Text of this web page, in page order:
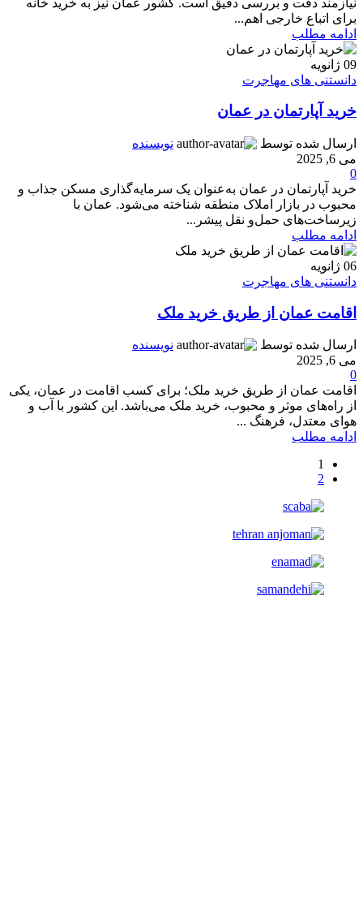
برای اتباع خارجی اهم...
ادامه مطلب
09 ژانویه
دانستنی های مهاجرت
خرید آپارتمان در عمان
ارسال شده توسط
نویسنده
می 6, 2025
0
خرید آپارتمان در عمان به‌عنوان یک سرمایه‌گذاری مسکن جذاب و
محبوب در بازار املاک منطقه شناخته می‌شود. عمان با
زیرساخت‌های حمل‌و نقل پیشر...
ادامه مطلب
06 ژانویه
دانستنی های مهاجرت
اقامت عمان از طریق خرید ملک
ارسال شده توسط
نویسنده
می 6, 2025
0
اقامت عمان از طریق خرید ملک؛ برای کسب اقامت در عمان، یکی
از راه‌های موثر و محبوب، خرید ملک می‌باشد. این کشور با آب و
هوای معتدل، فرهنگ ...
ادامه مطلب
1
2